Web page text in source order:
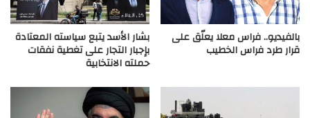
بالفيديو.. فراس معلا يعلّق على
قرار طرد فراس الخطيب
بشار الأسد يتبع سياسته المعتادة
بإجبار التجار على تغطية نفقات
حملته الانتخابية